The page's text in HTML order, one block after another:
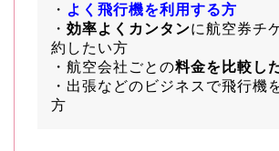
・ よく飛行機を利用する方
・ 効率よくカンタンに航空券チ
約したい方
・航空会社ごとの料金を比較し
・出張などのビジネスで飛行機
方